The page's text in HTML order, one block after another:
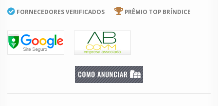
FORNECEDORES VERIFICADOS PRÊMIO TOP BRÍNDICE